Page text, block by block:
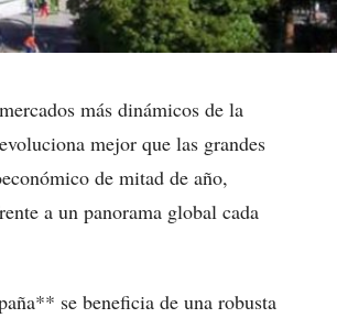
más dinámicos de la
mejor que las grandes
de mitad de año,
a un panorama global cada
se beneficia de una robusta